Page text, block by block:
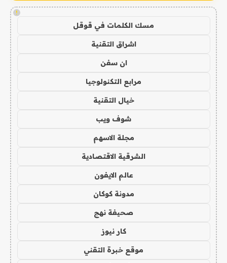
!
مسك الكلمات في قوقل
اشراق التقنية
ان سفن
مرابع التكنولوجيا
خيال التقنية
شوف ويب
مجلة الاسهم
الشرقية الاقتصادية
عالم الايفون
مدونة كوكان
صحيفة نهج
كار نيوز
موقع خبرة التقني